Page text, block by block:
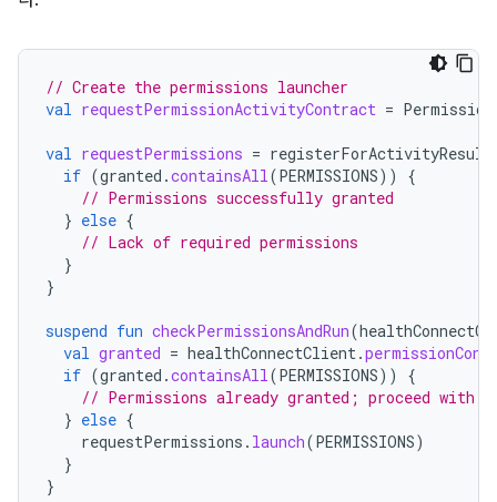
// Create the permissions launcher
val requestPermissionActivityContract =
val requestPermissions = registerForActivityResult
if (granted .containsAll(PERMISSIONS))
{
// Permissions successfully granted
} else {
// Lack of required permissions
}
}
suspend fun checkPermissionsAndRun(
val granted = healthConnectClient.
if (granted .containsAll(PERMISSIONS))
{
// Permissions already granted; proceed with
} else {
requestPermissions . launch(PERMISSIONS)
}
}